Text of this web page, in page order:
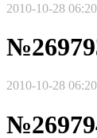
2010-10-28
2010-10-28